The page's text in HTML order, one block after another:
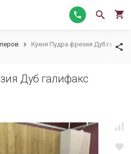
Кухня Пудра фрезия Дуб
Дуб галифакс